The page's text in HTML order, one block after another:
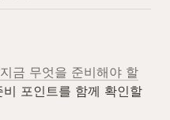
금 무엇을 준비해야 할
포인트를 함께 확인할